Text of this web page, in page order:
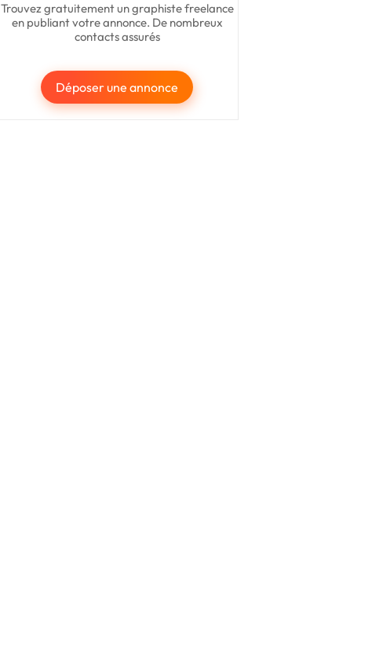
Trouvez gratuitement un graphiste freelance
en publiant votre annonce. De nombreux
contacts assurés
Déposer une annonce